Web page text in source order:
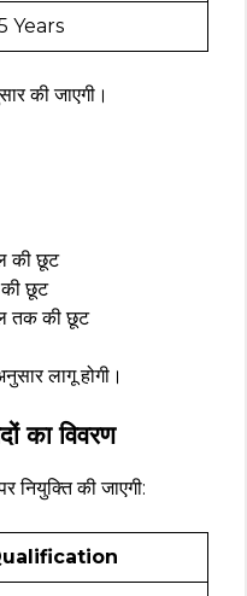
Years
की जाएगी।
की छूट
की छूट
तक की छूट
लागू होगी।
का विवरण
की जाएगी: